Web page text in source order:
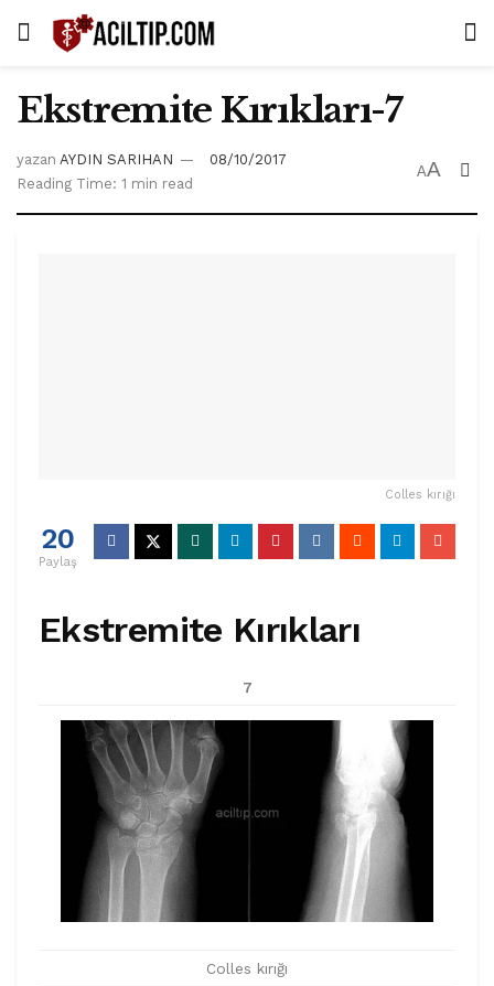
Ekstremite Kırıkları-7
yazan AYDIN SARIHAN
08/10/2017
Reading Time: 1 min read
AA
Colles kırığı
20
Paylaş
Ekstremite Kırıkları
7
Colles kırığı